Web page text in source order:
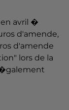
avril �
d'amende,
d'amende
lors de la